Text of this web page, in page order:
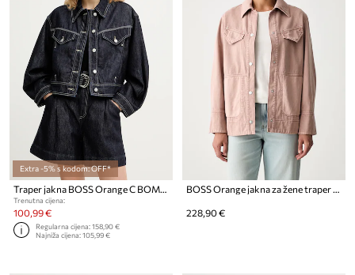
Extra -5% s kodom: OFF*
Trenutna cijena:
100,99 €
Regularna cijena:158,90 €
Najniža cijena:105,99 €
228,90 €